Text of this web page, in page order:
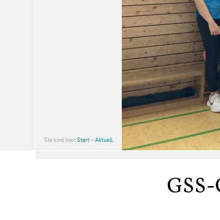
Sie sind hier: Start » Aktuell